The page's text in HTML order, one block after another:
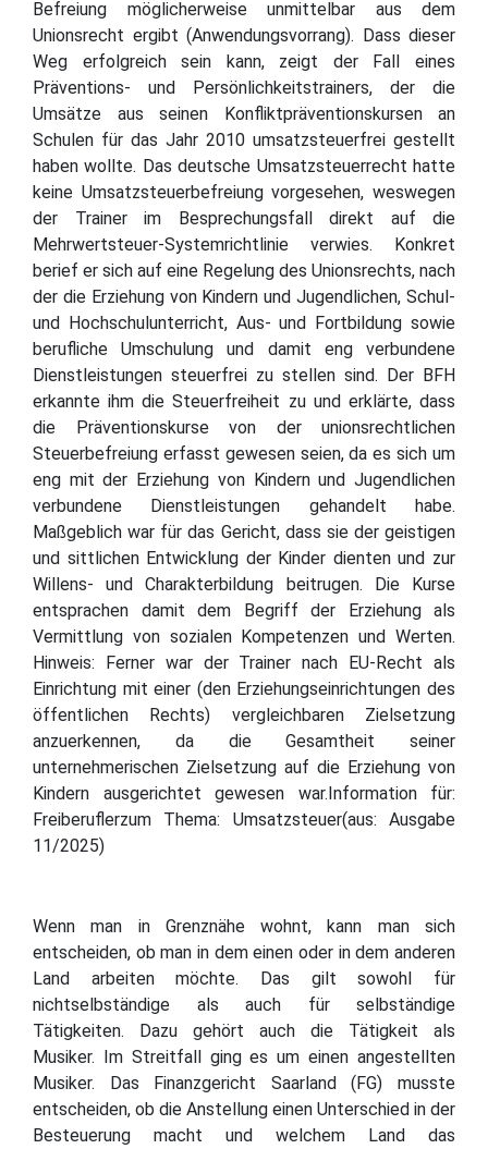
Befreiung möglicherweise unmittelbar aus dem
Unionsrecht ergibt (Anwendungsvorrang). Dass dieser
Weg erfolgreich sein kann, zeigt der Fall eines
Präventions- und Persönlichkeitstrainers, der die
Umsätze aus seinen Konfliktpräventionskursen an
Schulen für das Jahr 2010 umsatzsteuerfrei gestellt
haben wollte. Das deutsche Umsatzsteuerrecht hatte
keine Umsatzsteuerbefreiung vorgesehen, weswegen
der Trainer im Besprechungsfall direkt auf die
Mehrwertsteuer-Systemrichtlinie verwies. Konkret
berief er sich auf eine Regelung des Unionsrechts, nach
der die Erziehung von Kindern und Jugendlichen, Schul-
und Hochschulunterricht, Aus- und Fortbildung sowie
berufliche Umschulung und damit eng verbundene
Dienstleistungen steuerfrei zu stellen sind. Der BFH
erkannte ihm die Steuerfreiheit zu und erklärte, dass
die Präventionskurse von der unionsrechtlichen
Steuerbefreiung erfasst gewesen seien, da es sich um
eng mit der Erziehung von Kindern und Jugendlichen
verbundene Dienstleistungen gehandelt habe.
Maßgeblich war für das Gericht, dass sie der geistigen
und sittlichen Entwicklung der Kinder dienten und zur
Willens- und Charakterbildung beitrugen. Die Kurse
entsprachen damit dem Begriff der Erziehung als
Vermittlung von sozialen Kompetenzen und Werten.
Hinweis: Ferner war der Trainer nach EU-Recht als
Einrichtung mit einer (den Erziehungseinrichtungen des
öffentlichen Rechts) vergleichbaren Zielsetzung
anzuerkennen, da die Gesamtheit seiner
unternehmerischen Zielsetzung auf die Erziehung von
Kindern ausgerichtet gewesen war.Information für:
Freiberuflerzum Thema: Umsatzsteuer(aus: Ausgabe
11/2025)
Wenn man in Grenznähe wohnt, kann man sich
entscheiden, ob man in dem einen oder in dem anderen
Land arbeiten möchte. Das gilt sowohl für
nichtselbständige als auch für selbständige
Tätigkeiten. Dazu gehört auch die Tätigkeit als
Musiker. Im Streitfall ging es um einen angestellten
Musiker. Das Finanzgericht Saarland (FG) musste
entscheiden, ob die Anstellung einen Unterschied in der
Besteuerung macht und welchem Land das